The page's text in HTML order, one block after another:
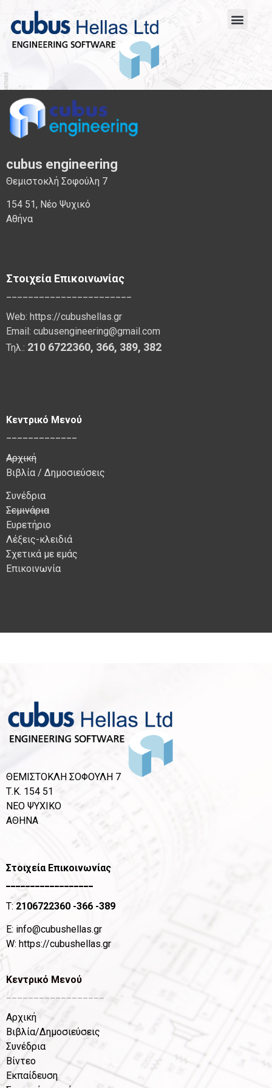
cubus engineering
Θεμιστοκλή Σοφούλη 7
154 51, Νέο Ψυχικό
Αθήνα
Στοιχεία Επικοινωνίας
Web: https://cubushellas.gr
Email: cubusengineering@gmail.com
Τηλ.: 210 6722360, 366, 389, 382
Κεντρικό Μενού
Αρχική
Βιβλία / Δημοσιεύσεις
Συνέδρια
Σεμινάρια
Ευρετήριο
Λέξεις-κλειδιά
Σχετικά με εμάς
Επικοινωνία
ΘΕΜΙΣΤΟΚΛΗ ΣΟΦΟΥΛΗ 7
Τ.Κ. 154 51
ΝΕΟ ΨΥΧΙΚΟ
ΑΘΗΝΑ
Στοιχεία Επικοινωνίας
__________________
T:2106722360 -366 -389
Ε: info@cubushellas.gr
W: https://cubushellas.gr
Κεντρικό Μενού
Αρχική
Βιβλία/Δημοσιεύσεις
Συνέδρια
Βίντεο
Εκπαίδευση